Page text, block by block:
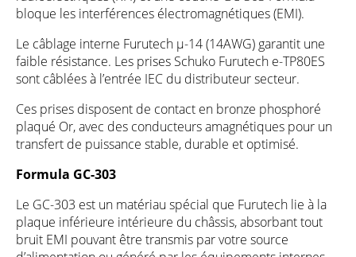
bloque les interférences électromagnétiques (EMI).
Le câblage interne Furutech µ-14 (14AWG) garantit une
faible résistance. Les prises Schuko Furutech e-TP80ES
sont câblées à l’entrée IEC du distributeur secteur.
Ces prises disposent de contact en bronze phosphoré
plaqué Or, avec des conducteurs amagnétiques pour un
transfert de puissance stable, durable et optimisé.
Formula GC-303
Le GC-303 est un matériau spécial que Furutech lie à la
plaque inférieure intérieure du châssis, absorbant tout
bruit EMI pouvant être transmis par votre source